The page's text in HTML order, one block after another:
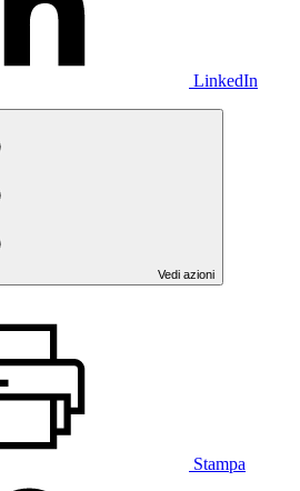
LinkedIn
Vedi azioni
Stampa